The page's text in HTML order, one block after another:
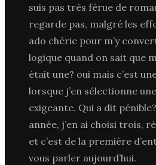
suis pas très férue de
regarde pas, malgré les
ado chérie pour m’y
logique quand on sait que
était une? oui mais c’est
lorsque j’en sélectionne
exigeante. Qui a dit
année, j’en ai choisi trois,
et c’est de la première
vous parler aujourd’hui.